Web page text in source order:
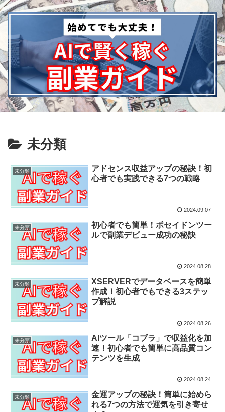
未分類
未分類
アドセンス収益アップの秘訣！初
心者でも実践できる7つの戦略
2024.09.07
未分類
初心者でも簡単！ポセイドンツー
ルで副業デビュー成功の秘訣
2024.08.28
未分類
XSERVERでデータベースを簡単
作成！初心者でもできる3ステッ
プ解説
2024.08.26
未分類
AIツール「コブラ」で収益化を加
速！初心者でも簡単に高品質コン
テンツを生成
2024.08.24
未分類
金運アップの秘訣！簡単に始めら
れる7つの方法で運気を引き寄せ